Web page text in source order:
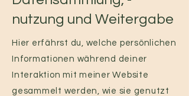
nutzung und Weitergabe
Hier erfährst du, welche persönlichen
Informationen während deiner
Interaktion mit meiner Website
gesammelt werden, wie sie genutzt